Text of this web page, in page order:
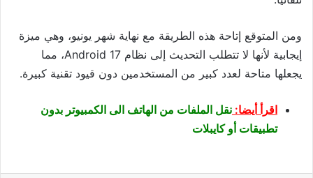
ومن المتوقع إتاحة هذه الطريقة مع نهاية شهر يونيو، وهي ميزة
إيجابية لأنها لا تتطلب التحديث إلى نظام
Android17، مما
يجعلها متاحة لعدد كبير من المستخدمين دون قيود تقنية كبيرة.
اقرأ أيضا: نقل الملفات من الهاتف الى الكمبيوتر بدون
تطبيقات أو كايبلات